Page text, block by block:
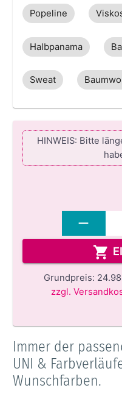
Popeline
Halbpanama
Sweat
HINWEIS: Bitte
Grundpreis:
zzgl.
Immer der
UNI &
Wunschfarben.